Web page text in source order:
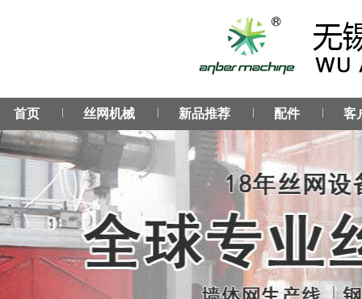
首页 ︳ 丝网机械 ︳ 新品推荐 ︳ 配件 ︳ 客